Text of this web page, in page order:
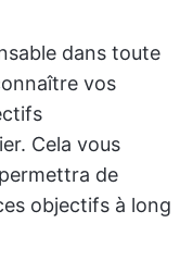
dans toute
vos
Cela vous
de
objectifs à long